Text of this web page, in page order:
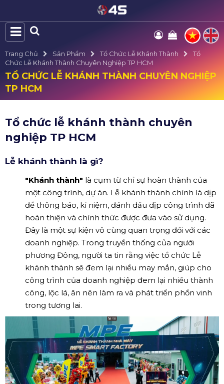
Trang Chủ Sản Phẩm Tổ Chức Lễ Khánh Thành
Tổ
Chức Lễ Khánh Thành Chuyên Nghiệp TP HCM
TỔ CHỨC LỄ KHÁNH THÀNH CHUYÊN NGHIỆP
TP HCM
Tổ chức lễ khánh thành chuyên
nghiệp TP HCM
Lễ khánh thành là gì?
"Khánh thành" là cụm từ chỉ sự hoàn thành của
một công trình, dự án. Lễ khánh thành chính là dịp
để thông báo, kỉ niệm, đánh dấu dịp công trình đã
hoàn thiện và chính thức được đưa vào sử dụng.
Đây là một sự kiện vô cùng quan trọng đối với các
doanh nghiệp. Trong truyền thống của người
phương Đông, người ta tin rằng việc tổ chức Lễ
khánh thành sẽ đem lại nhiều may mắn, giúp cho
công trình của doanh nghiệp đem lại nhiều thành
công, lộc lá, ăn nên làm ra và phát triển phồn vinh
trong tương lai.